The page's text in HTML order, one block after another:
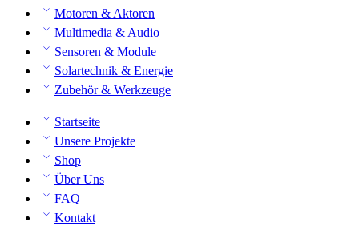
Motoren & Aktoren
Multimedia & Audio
Sensoren & Module
Solartechnik & Energie
Zubehör & Werkzeuge
Startseite
Unsere Projekte
Shop
Über Uns
FAQ
Kontakt